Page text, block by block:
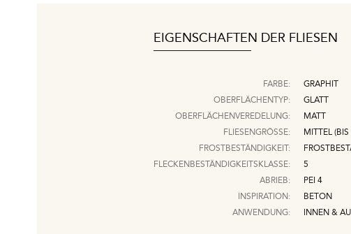
EIGENSCHAFTEN DER FLIESEN
FARBE:
GRAPHIT
OBERFLÄCHENTYP:
GLATT
OBERFLÄCHENVEREDELUNG:
MATT
FLIESENGRÖSSE:
MITTEL
FROSTBESTÄNDIGKEIT:
FLECKENBESTÄNDIGKEITSKLASSE:
5
ABRIEB:
PEI 4
INSPIRATION:
BETON
ANWENDUNG:
INNEN &